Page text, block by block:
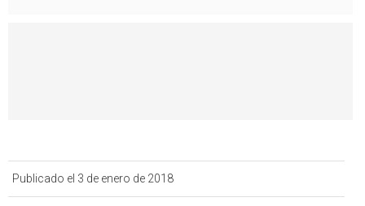
Publicado el 3 de enero de 2018